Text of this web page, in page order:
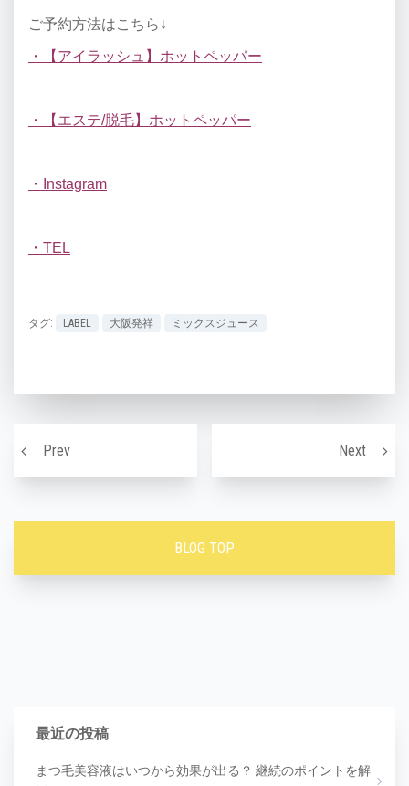
ご予約方法はこちら↓
・【アイラッシュ】ホットペッパー
・【エステ/脱毛】ホットペッパー
・Instagram
・TEL
タグ: LABEL 大阪発祥 ミックスジュース
Prev
まつ毛トリートメント！ Next【
BLOG TOP
最近の投稿
まつ毛美容液はいつから効果が出る？ 継続のポイントを解